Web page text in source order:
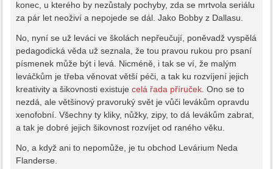
konec, u kterého by nezůstaly pochyby, zda se mrtvola seriálu
za pár let neoživí a nepojede se dál. Jako Bobby z Dallasu.
No, nyní se už leváci ve školách nepřeučují, poněvadž vyspělá
pedagodická věda už seznala, že tou pravou rukou pro psaní
písmenek může být i levá. Nicméně, i tak se ví, že malým
leváčkům je třeba věnovat větší péči, a tak ku rozvíjení jejich
kreativity a šikovnosti existujecelá řada příruček. Ono se to
nezdá, ale většinový pravoruký svět je vůči levákům opravdu
xenofobní. Všechny ty kliky, nůžky, zipy, to dá levákům zabrat,
a tak je dobré jejich šikovnost rozvíjet od raného věku.
No, a když ani to nepomůže, je tu obchod Levárium Neda
Flanderse.